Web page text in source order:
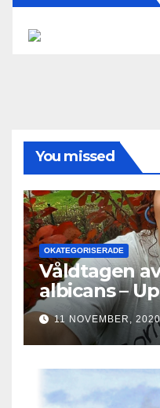
You missed
OKATEGORISERADE
Våldtagen
albicans –
11 NOVEMBER, 2020